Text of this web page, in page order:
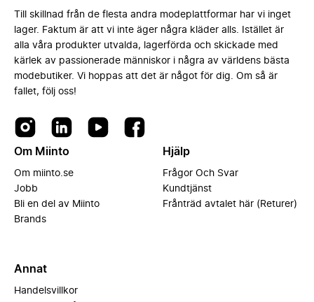
Till skillnad från de flesta andra modeplattformar har vi inget
lager. Faktum är att vi inte äger några kläder alls. Istället är
alla våra produkter utvalda, lagerförda och skickade med
kärlek av passionerade människor i några av världens bästa
modebutiker. Vi hoppas att det är något för dig. Om så är
fallet, följ oss!
Om Miinto
Om miinto.se
Jobb
Bli en del av Miinto
Brands
Hjälp
Frågor Och Svar
Kundtjänst
Frånträd avtalet här (Returer)
Annat
Handelsvillkor